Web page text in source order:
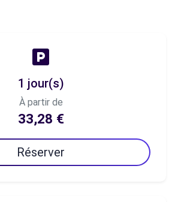
1 jour(s)
À partir de
33,28 €
Réserver